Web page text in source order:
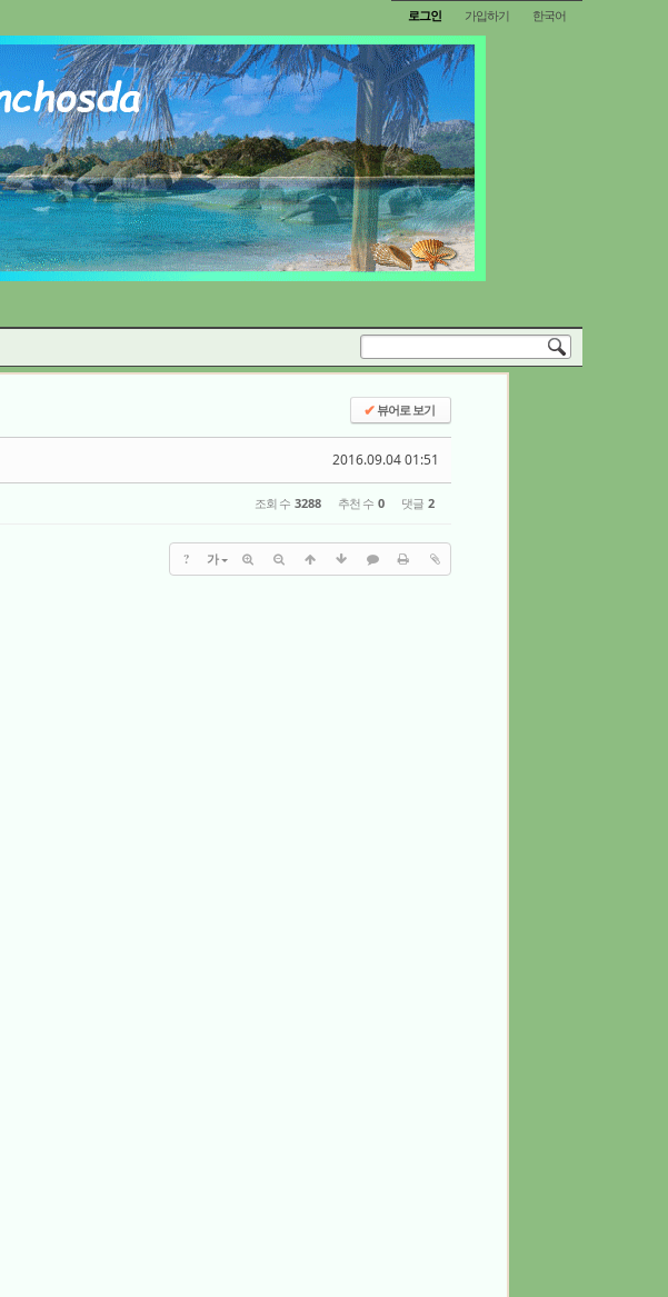
로그인 가입하기 한국어
✔뷰어로 보기
2016.09.04 01:51
조회 수 3288 추천 수 0 댓글 2
? 가